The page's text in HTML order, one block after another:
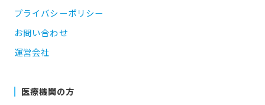
プライバシーポリシー
お問い合わせ
運営会社
医療機関の方